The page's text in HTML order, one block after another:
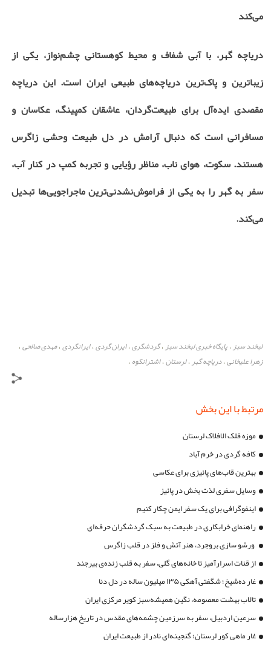
می‌کند
دریاچه گهر، با آبی شفاف و محیط کوهستانی چشم‌نواز، یکی از
زیباترین و پاک‌ترین دریاچه‌های طبیعی ایران است. این دریاچه
مقصدی ایده‌آل برای طبیعت‌گردان، عاشقان کمپینگ، عکاسان و
مسافرانی است که دنبال آرامش در دل طبیعت وحشی زاگرس
هستند. سکوت، هوای ناب، مناظر رؤیایی و تجربه کمپ در کنار آب،
سفر به گهر را به یکی از فراموش‌نشدنی‌ترین ماجراجویی‌ها تبدیل
می‌کند.
لبخند سبز،پایگاه خبری لبخند سبز،گردشگری،ایران گردی،ایرانگردی،مهدی صالحی،
زهرا علیخانی،دریاچه گهر،لرستان،اشترانکوه ،
مرتبط با این بخش
موزه فلک الافلاک لرستان
کافه گردی در خرم آباد
بهترین قاب‌های پائیزی برای عکاسی
وسایل سفری لذت بخش در پائیز
اینفوگرافی برای یک سفر ایمن چکار کنیم
راهنمای خرابکاری در طبیعت به سبک گردشگران حرفه‌ای
ورشو سازی بروجرد، هنر آتش و فلز در قلب زاگرس
از قنات اسرارآمیز تا خانه‌های گلی، سفر به قلب زنده‌ی بیرجند
غار ده‌شیخ؛ شگفتی آهکی ۱۳۵ میلیون ساله در دل دنا
تالاب بهشت معصومه، نگین همیشه‌سبز کویر مرکزی ایران
سرعین اردبیل، سفر به سرزمین چشمه‌های مقدس در تاریخ هزارساله
غار ماهی کور لرستان؛ گنجینه‌ای نادر از طبیعت ایران